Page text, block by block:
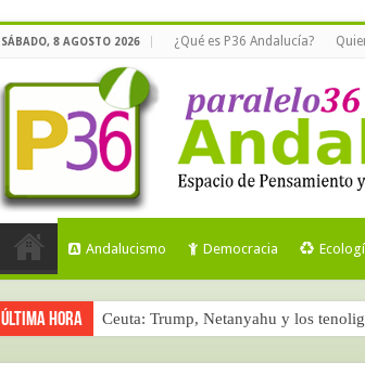
SÁBADO, 8 AGOSTO 2026 ¿Qué es P36 Andalucía?
Andalucismo Democracia
Última hora Ceuta: Trump, Netanyahu y los